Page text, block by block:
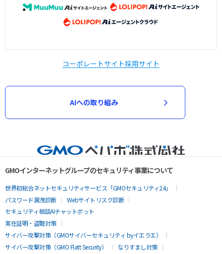
コーポレートサイト採用サイト
AIへの取り組み
GMOインターネットグループのセキュリティ事業について
世界初総合ネットセキュリティサービス「GMOセキュリティ24」
パスワード漏洩診断
Webサイトリスク診断
セキュリティ相談AIチャットボット
実在証明・盗聴対策
サイバー攻撃対策（GMOサイバーセキュリティ byイエラエ）
サイバー攻撃対策（GMO Flatt Security）
なりすまし対策